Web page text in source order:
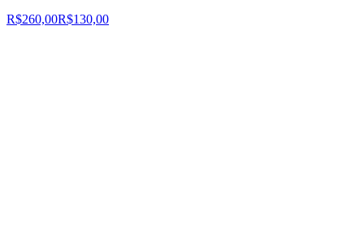
R$260,00R$130,00